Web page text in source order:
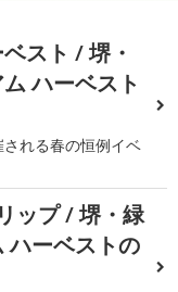
スト / 堺・
ハーベスト
れる春の恒例イベ
ップ / 堺・緑
ハーベストの